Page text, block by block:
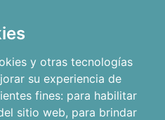
y otras tecnologías
su experiencia de
fines: para habilitar
sitio web, para brindar